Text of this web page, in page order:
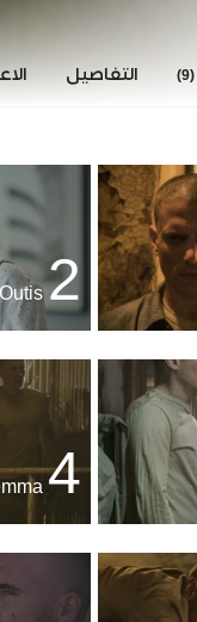
(9) التفاصيل
2
Kaniel Outis
4